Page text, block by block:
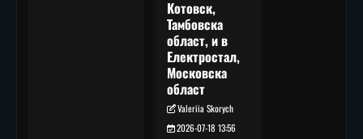
Котовск,
Тамбовска
област, и в
Електростал,
Московска
област
Valeriia Skorych
2026-07-18 13:56